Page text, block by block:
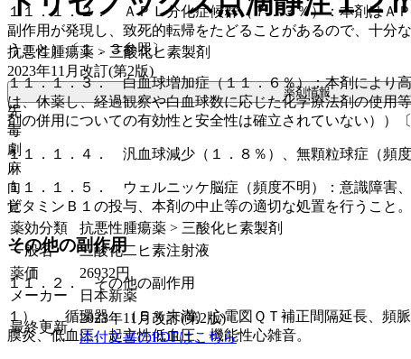
１１．１．２． ＡＰＬ分化症候群（７．３％）：本剤はＡ
副作用が発現し、致死的転帰をたどることがあるので、十分
うこと）〔１．３参照〕。
１１．１．３． 白血球増加症（１１．６％）：本剤により
は、休薬し、経過観察や白血球数に応じた化学療法剤の使用
剤の併用についての有効性と安全性は確立されていない））〔
１１．１．４． 汎血球減少（１．８％）、無顆粒球症（頻
１１．１．５． ウェルニッケ脳症（頻度不明）：意識障害
ビタミンＢ１の投与、本剤の中止等の適切な処置を行うこと。
その他の副作用
１１．２． その他の副作用
１）． 循環器：（５％未満）心電図ＱＴ補正間隔延長、頻
膜炎、低血圧、起立性低血圧、機能性心雑音。
抗悪性腫瘍薬 > 三酸化ヒ素製剤
2023年11月改訂(第2版)
薬剤情報
先
毒
劇
麻
向
覚
薬効分類
抗悪性腫瘍薬 > 三酸化ヒ素製剤
一般名
三酸化二ヒ素注射液
薬価
26932円
メーカー
日本新薬
最終更新
2023年11月改訂(第2版)
添付文書のPDFはこちら